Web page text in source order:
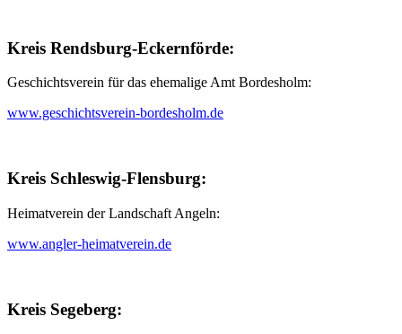
Kreis Rendsburg-Eckernförde:
Geschichtsverein für das ehemalige Amt Bordesholm:
www.geschichtsverein-bordesholm.de
Kreis Schleswig-Flensburg:
Heimatverein der Landschaft Angeln:
www.angler-heimatverein.de
Kreis Segeberg: